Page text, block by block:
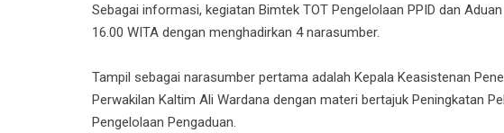
Sebagai informasi, kegiatan Bimtek TOT Pengelolaan PPID dan
16.00 WITA dengan menghadirkan 4 narasumber.
Tampil sebagai narasumber pertama adalah Kepala Keasistenan
Perwakilan Kaltim Ali Wardana dengan materi bertajuk Peningkatan
Pengelolaan Pengaduan.